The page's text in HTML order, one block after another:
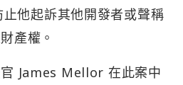
他起訴其他開發者或聲稱
產權。
James Mellor 在此案中